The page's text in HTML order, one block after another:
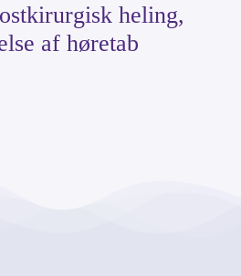
heling,
af høretab